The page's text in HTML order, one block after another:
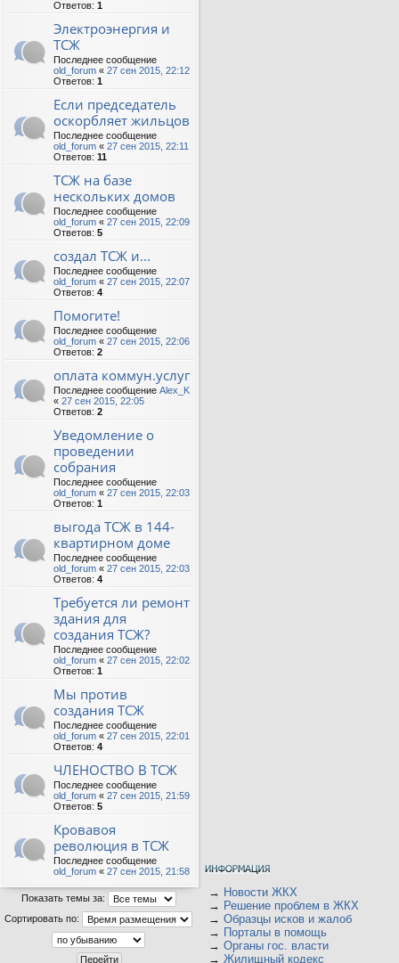
Ответов: 1
Электроэнергия и
ТСЖ
Последнее сообщение
old_forum « 27 сен 2015, 22:12
Ответов: 1
Если председатель
оскорбляет жильцов
Последнее сообщение
old_forum « 27 сен 2015, 22:11
Ответов: 11
ТСЖ на базе
нескольких домов
Последнее сообщение
old_forum « 27 сен 2015, 22:09
Ответов: 5
создал ТСЖ и...
Последнее сообщение
old_forum « 27 сен 2015, 22:07
Ответов: 4
Помогите!
Последнее сообщение
old_forum « 27 сен 2015, 22:06
Ответов: 2
оплата коммун.услуг
Последнее сообщение Alex_K
« 27 сен 2015, 22:05
Ответов: 2
Уведомление о
проведении
собрания
Последнее сообщение
old_forum « 27 сен 2015, 22:03
Ответов: 1
выгода ТСЖ в 144-
квартирном доме
Последнее сообщение
old_forum « 27 сен 2015, 22:03
Ответов: 4
Требуется ли ремонт
здания для
создания ТСЖ?
Последнее сообщение
old_forum « 27 сен 2015, 22:02
Ответов: 1
Мы против
создания ТСЖ
Последнее сообщение
old_forum « 27 сен 2015, 22:01
Ответов: 4
ЧЛЕНОСТВО В ТСЖ
Последнее сообщение
old_forum « 27 сен 2015, 21:59
Ответов: 5
Кровавоя
революция в ТСЖ
Последнее сообщение
old_forum « 27 сен 2015, 21:58
Показать темы за:
Сортировать по:
→ Новости ЖКХ
→ Решение проблем в ЖКХ
→ Образцы исков и жалоб
→ Порталы в помощь
→ Органы гос. власти
→ Жилищный кодекс